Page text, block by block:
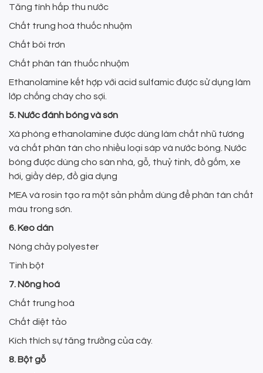
Tăng tính hấp thu nước
Chất trung hoà thuốc nhuộm
Chất bôi trơn
Chất phân tán thuốc nhuộm
Ethanolamine kết hợp với acid sulfamic được sử dụng làm
lớp chống cháy cho sợi.
5. Nước đánh bóng và sơn
Xà phòng ethanolamine được dùng làm chất nhũ tương
và chất phân tán cho nhiều loại sáp và nước bóng. Nước
bóng được dùng cho sàn nhà, gỗ, thuỷ tinh, đồ gốm, xe
hơi, giầy dép, đồ gia dụng
MEA và rosin tạo ra một sản phẩm dùng để phân tán chất
màu trong sơn.
6. Keo dán
Nóng chảy polyester
Tinh bột
7. Nông hoá
Chất trung hoà
Chất diệt tảo
Kích thích sự tăng trưởng của cây.
8. Bột gỗ